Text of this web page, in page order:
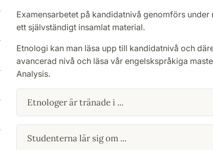
Examensarbetet på kandidatnivå genomförs
ett självständigt insamlat material.
Etnologi kan man läsa upp till kandidatnivå och
avancerad nivå och läsa vår engelskspråkiga
Analysis.
Etnologer är tränade i ...
Studenterna lär sig om ...